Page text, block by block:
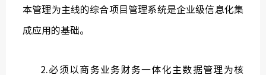
本管理为主线的综合项目管理系统是企业级信息化集
成应用的基础。
2.必须以商务业务财务一体化主数据管理为核